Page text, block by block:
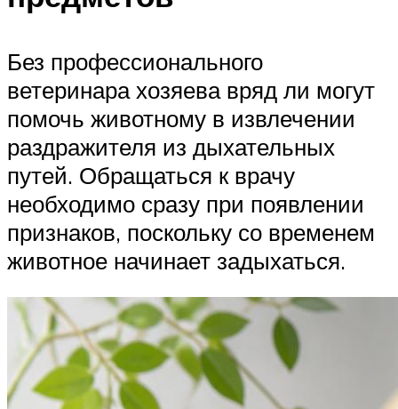
Без профессионального
ветеринара хозяева вряд ли могут
помочь животному в извлечении
раздражителя из дыхательных
путей. Обращаться к врачу
необходимо сразу при появлении
признаков, поскольку со временем
животное начинает задыхаться.